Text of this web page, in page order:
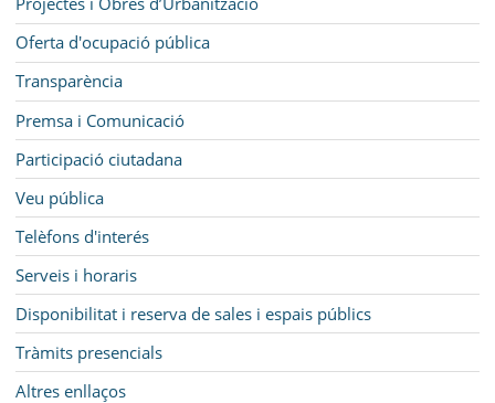
Oferta d'ocupació pública
Transparència
Premsa i Comunicació
Participació ciutadana
Veu pública
Telèfons d'interés
Serveis i horaris
Disponibilitat i reserva de sales i espais públics
Tràmits presencials
Altres enllaços